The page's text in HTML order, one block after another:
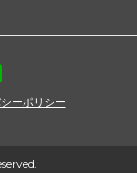
ーポリシー